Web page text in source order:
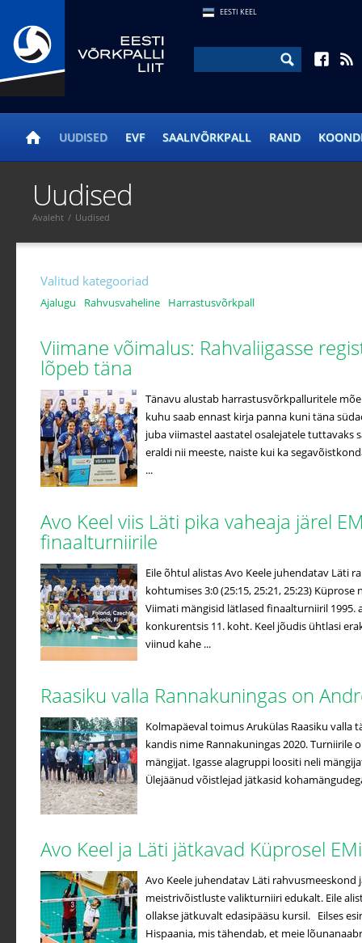
EESTI KEEL
UUDISED EVF SAALIVÕRKPALL RAND
Valitud kategooriad
Ajalugu Rahvusvaheline Harrastusvõrkpall
Viimane võimalus: Rahvaliigasse
lõpeb täna
Tänavu alustab harrastusvõrkpalluritele
kuhu saab ennast kirja panna kuni täna
juba viimastel aastatel osalejatele tuttavaks
eraldi nii meeste, naiste kui ka
...
Avo Keel viis Läti pika vaheaja järel
finaalturniirile
Eile õhtul alistas Avo Keele juhendatav Läti
kohtumises 3:0 (25:15, 25:21, 25:23)
Viimati mängisid lätlased finaalturniiril 1995.
konkurentsis 11. koht. Keel jõudis ühtlasi
viinud kahe ...
Raasiku valla Rannakuningas on
Kolmapäeval toimus Arukülas Raasiku valla
kandis nime Rannakuningas 2020.
mängijat. Igasse alagruppi loositi neli
Ülejäänud võistlejad jätkasid
Avo Keel ja Läti jätkavad Küprosel
Avo Keele juhendatav Läti rahvusmeeskond
meistrivõistluste valikturniiri edukalt. Eile
ollakse jätkuvalt edasipääsu kursil. Eilses
Hispaania, mis tähendab, et meie
Uudised
Avaleht / Uudised